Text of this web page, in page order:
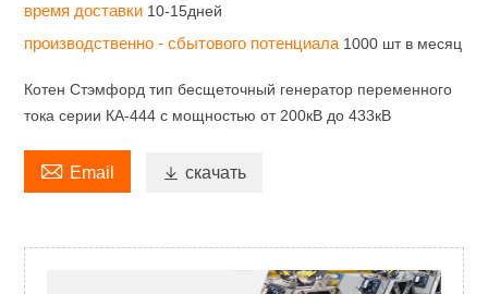
время доставки 10-15дней
производственно - сбытового потенциала 1000 шт в месяц
Котен Стэмфорд тип бесщеточный генератор переменного
тока серии КА-444 с мощностью от 200кВ до 433кВ
 Email  скачать